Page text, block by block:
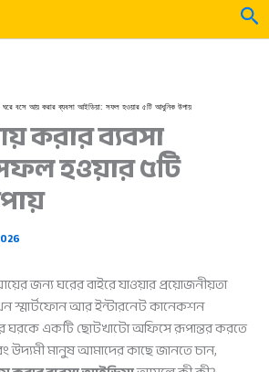
ঘরে বসে আয় করার ব্যবসা আইডিয়া: সফল হওয়ার ৫টি আধুনিক উপায়
করার ব্যবসা
হওয়ার ৫টি
জন্য ঘরের বাইরে যাওয়ার প্রয়োজনীয়তা
স্মার্টফোন আর ইন্টারনেট কানেকশন
একটি ছোটখাটো অফিসে রূপান্তর করতে
মানুষ আমাদের কাছে জানতে চান,